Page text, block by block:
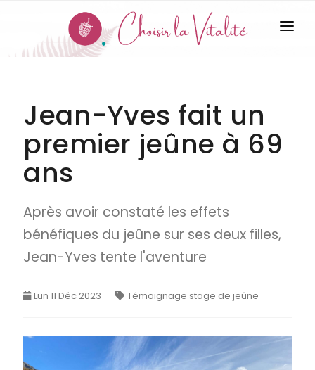
SÉJOURS
ACCOMPAGNEMENT
CONTACT
TÉMOIGNAGES
Jean-Yves fait un
premier jeûne à 69
ans
Après avoir constaté les effets
bénéfiques du jeûne sur ses deux filles,
Jean-Yves tente l'aventure
Lun 11 Déc 2023 Témoignage stage de jeûne